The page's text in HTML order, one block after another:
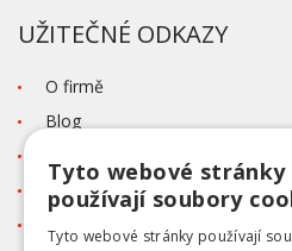
UŽITEČNÉ ODKAZY
O firmě
Blog
Tabulka velikostí
Ochrana osobních údajů GDPR
Tyto webové stránky
používají soubory
Tyto webové stránky používají